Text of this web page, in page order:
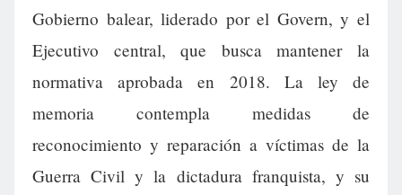
Gobierno balear, liderado por el Govern, y el
Ejecutivo central, que busca mantener la
normativa aprobada en 2018. La ley de
memoria contempla medidas de
reconocimiento y reparación a víctimas de la
Guerra Civil y la dictadura franquista, y su